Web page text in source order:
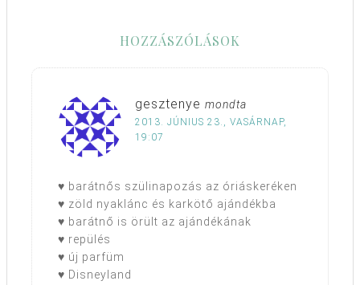
HOZZÁSZÓLÁSOK
gesztenye mondta
2013. JÚNIUS 23., VASÁRNAP,
19:07
♥ barátnős szülinapozás az óriáskeréken
♥ zöld nyaklánc és karkötő ajándékba
♥ barátnő is örült az ajándékának
♥ repülés
♥ új parfüm
♥ Disneyland